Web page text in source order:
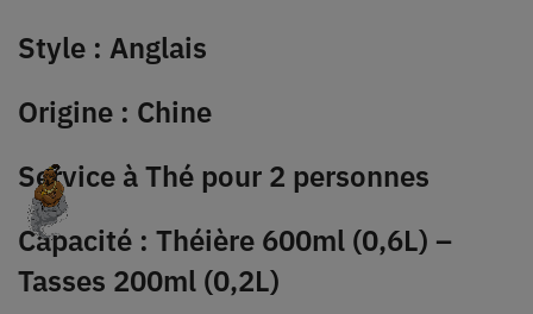
Style : Anglais
Origine : Chine
Service à Thé pour 2 personnes
Capacité : Théière 600ml (0,6L) –
Tasses 200ml (0,2L)